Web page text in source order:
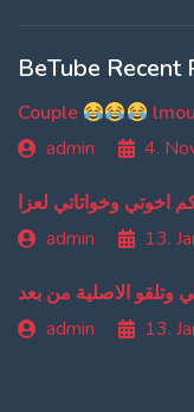
BeTube Recent
Couple
admin
4.
اخوتي وخواتاتي لعزا
admin
13.
admin
13.